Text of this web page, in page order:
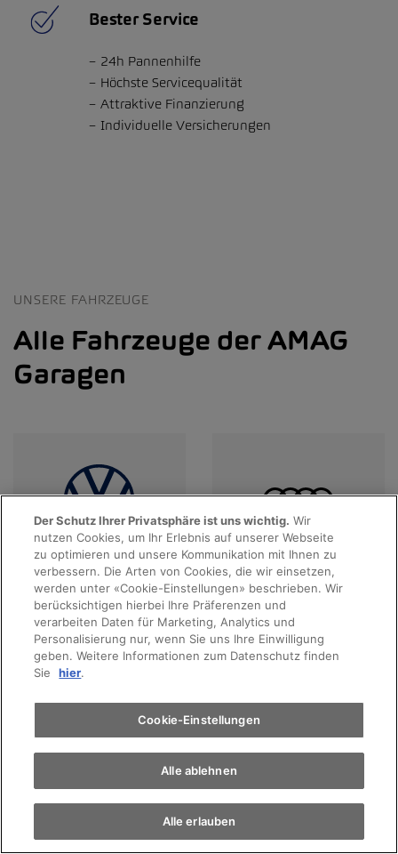
Bester Service
24h Pannenhilfe
Höchste Servicequalität
Attraktive Finanzierung
Individuelle Versicherungen
UNSERE FAHRZEUGE
Alle Fahrzeuge der AMAG
Garagen
Angebote anzeigen Angebote anzeigen
Angebote anzeigen Angebote anzeigen
Probefahrt
Terminvereinbarung
Auto finden
Elektromobilität
Der Schutz Ihrer Privatsphäre ist uns wichtig. Wir
nutzen Cookies, um Ihr Erlebnis auf unserer Webseite
zu optimieren und unsere Kommunikation mit Ihnen zu
verbessern. Die Arten von Cookies, die wir einsetzen,
werden unter «Cookie-Einstellungen» beschrieben. Wir
berücksichtigen hierbei Ihre Präferenzen und
verarbeiten Daten für Marketing, Analytics und
Personalisierung nur, wenn Sie uns Ihre Einwilligung
geben. Weitere Informationen zum Datenschutz finden
Sie
hier.
Cookie-Einstellungen
Alle ablehnen
Alle erlauben